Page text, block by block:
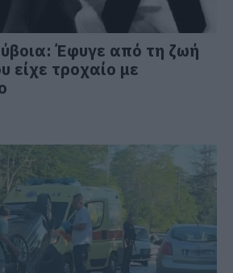
Έφυγε από τη ζωή
είχε τροχαίο με